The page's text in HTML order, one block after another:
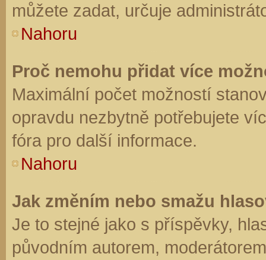
můžete zadat, určuje
Nahoru
Proč nemohu přidat více
Maximální počet možností
opravdu nezbytně potřebujete
fóra pro další informace.
Nahoru
Jak změním nebo smažu
Je to stejné jako s příspěvky,
původním autorem,